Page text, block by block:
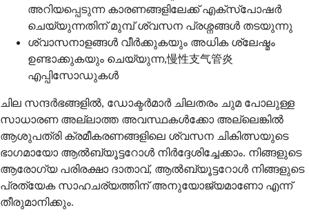
അറിയപ്പെടുന്ന കാരണങ്ങളിലേക്ക് എക്സ്പോഷർ
ചെയ്യുന്നതിന് മുമ്പ് ശ്വസന പ്രശ്നങ്ങൾ തടയുന്നു
ശ്വാസനാളങ്ങൾ വീർക്കുകയും അധിക ശ്ലേഷ്മം
ഉണ്ടാക്കുകയും ചെയ്യുന്ന,慢性支气管炎
എപ്പിസോഡുകൾ
ചില സന്ദർഭങ്ങളിൽ, ഡോക്ടർമാർ ചിലതരം ചുമ പോലുള്ള
സാധാരണ അല്ലാത്ത അവസ്ഥകൾക്കോ അല്ലെങ്കിൽ
ആശുപത്രി ക്രമീകരണങ്ങളിലെ ശ്വസന ചികിത്സയുടെ
ഭാഗമായോ ആൽബ്യൂട്ടറോൾ നിർദ്ദേശിച്ചേക്കാം. നിങ്ങളുടെ
ആരോഗ്യ പരിരക്ഷാ ദാതാവ്, ആൽബ്യൂട്ടറോൾ നിങ്ങളുടെ
പ്രത്യേക സാഹചര്യത്തിന് അനുയോജ്യമാണോ എന്ന്
തീരുമാനിക്കും.